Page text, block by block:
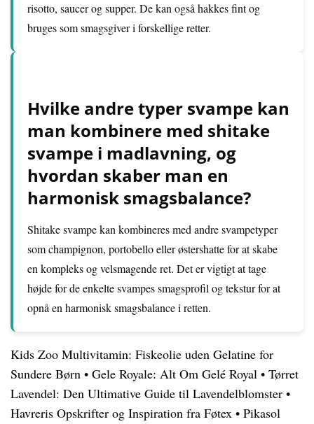
risotto, saucer og supper. De kan også hakkes fint og
bruges som smagsgiver i forskellige retter.
Hvilke andre typer svampe kan
man kombinere med shitake
svampe i madlavning, og
hvordan skaber man en
harmonisk smagsbalance?
Shitake svampe kan kombineres med andre svampetyper
som champignon, portobello eller østershatte for at skabe
en kompleks og velsmagende ret. Det er vigtigt at tage
højde for de enkelte svampes smagsprofil og tekstur for at
opnå en harmonisk smagsbalance i retten.
Kids Zoo Multivitamin: Fiskeolie uden Gelatine for
Sundere Børn • Gele Royale: Alt Om Gelé Royal • Tørret
Lavendel: Den Ultimative Guide til Lavendelblomster •
Havreris Opskrifter og Inspiration fra Føtex • Pikasol